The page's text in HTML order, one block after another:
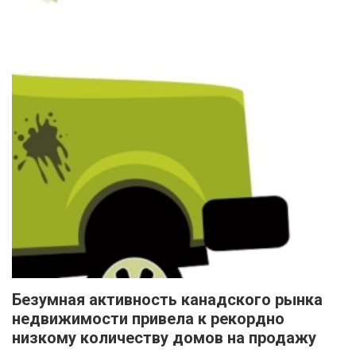
Безумная активность канадского рынка
недвижимости привела к рекордно
низкому количеству домов на продажу